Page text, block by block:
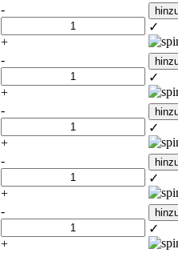
-
+
✓
-
+
✓
-
+
✓
-
+
✓
-
+
✓